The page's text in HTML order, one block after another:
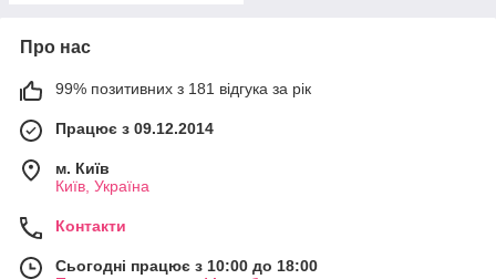
Про нас
99% позитивних з 181 відгука за рік
Працює з 09.12.2014
м. Київ
Київ, Україна
Контакти
Сьогодні працює з 10:00 до 18:00